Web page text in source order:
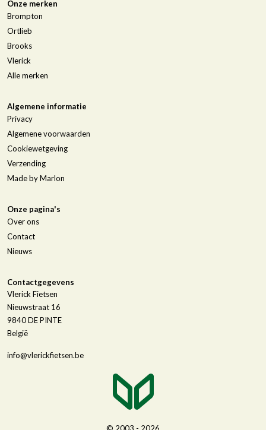
Onze merken
Brompton
Ortlieb
Brooks
Vlerick
Alle merken
Algemene informatie
Privacy
Algemene voorwaarden
Cookiewetgeving
Verzending
Made by Marlon
Onze pagina's
Over ons
Contact
Nieuws
Contactgegevens
Vlerick Fietsen
Nieuwstraat 16
9840DE PINTE
België
info@vlerickfietsen.be